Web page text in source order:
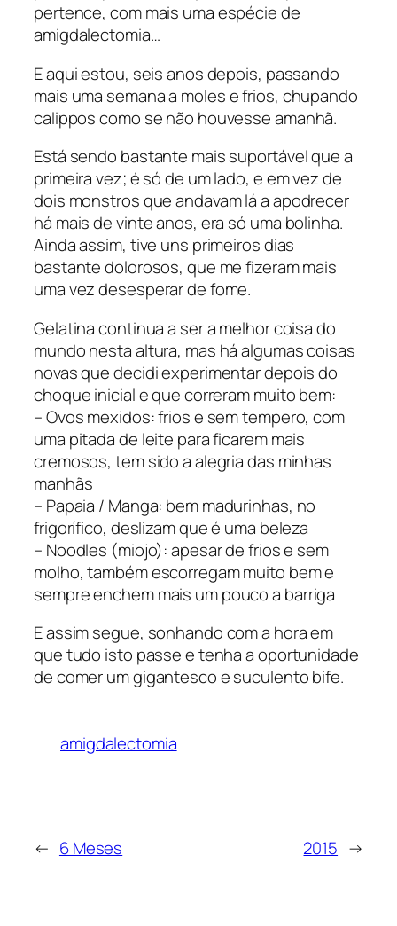
pertence, com mais uma espécie de
amigdalectomia…
E aqui estou, seis anos depois, passando
mais uma semana a moles e frios, chupando
calippos como se não houvesse amanhã.
Está sendo bastante mais suportável que a
primeira vez; é só de um lado, e em vez de
dois monstros que andavam lá a apodrecer
há mais de vinte anos, era só uma bolinha.
Ainda assim, tive uns primeiros dias
bastante dolorosos, que me fizeram mais
uma vez desesperar de fome.
Gelatina continua a ser a melhor coisa do
mundo nesta altura, mas há algumas coisas
novas que decidi experimentar depois do
choque inicial e que correram muito bem:
– Ovos mexidos: frios e sem tempero, com
uma pitada de leite para ficarem mais
cremosos, tem sido a alegria das minhas
manhãs
– Papaia / Manga: bem madurinhas, no
frigorífico, deslizam que é uma beleza
– Noodles (miojo): apesar de frios e sem
molho, também escorregam muito bem e
sempre enchem mais um pouco a barriga
E assim segue, sonhando com a hora em
que tudo isto passe e tenha a oportunidade
de comer um gigantesco e suculento bife.
amigdalectomia
← 6 Meses 2015 →